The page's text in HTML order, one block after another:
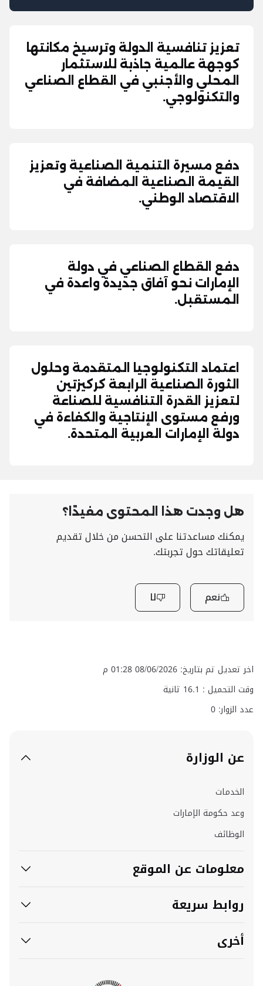
تعزيز تنافسية الدولة وترسيخ مكانتها
كوجهة عالمية جاذبة للاستثمار
المحلي والأجنبي في القطاع الصناعي
والتكنولوجي.
دفع مسيرة التنمية الصناعية وتعزيز
القيمة الصناعية المضافة في
الاقتصاد الوطني.
دفع القطاع الصناعي في دولة
الإمارات نحو آفاق جديدة واعدة في
المستقبل.
اعتماد التكنولوجيا المتقدمة وحلول
الثورة الصناعية الرابعة كركيزتين
لتعزيز القدرة التنافسية للصناعة
ورفع مستوى الإنتاجية والكفاءة في
دولة الإمارات العربية المتحدة.
هل وجدت هذا المحتوى مفيدًا؟
يمكنك مساعدتنا على التحسن من خلال تقديم
تعليقاتك حول تجربتك.
نعم لا
اخر تعديل تم بتاريخ: 08/06/2026 01:28 م
وقت التحميل : 16.1 ثانية
عدد الزوار: 0
عن الوزارة
الخدمات
وعد حكومة الإمارات
الوظائف
معلومات عن الموقع
روابط سريعة
أخرى